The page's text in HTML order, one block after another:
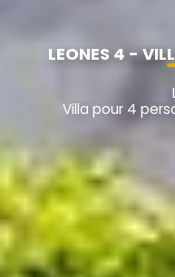
LEONES 4 -
Villa pour 4